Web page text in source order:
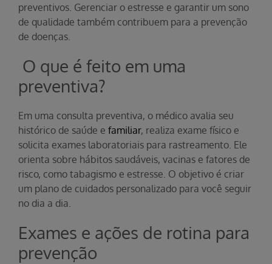
preventivos. Gerenciar o estresse e garantir um sono
de qualidade também contribuem para a prevenção
de doenças.
O que é feito em uma
preventiva?
Em uma consulta preventiva, o médico avalia seu
histórico de saúde e familiar, realiza exame físico e
solicita exames laboratoriais para rastreamento. Ele
orienta sobre hábitos saudáveis, vacinas e fatores de
risco, como tabagismo e estresse. O objetivo é criar
um plano de cuidados personalizado para você seguir
no dia a dia.
Exames e ações de rotina para
prevenção